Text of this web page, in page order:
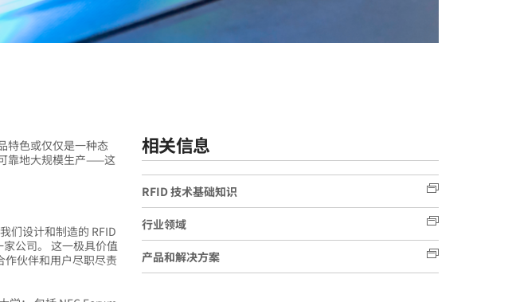
特色或仅仅是一种态
靠地大规模生产——这
们设计和制造的 RFID
公司。 这一极具价值
伙伴和用户尽职尽责
相关信息
RFID 技术基础知识
行业领域
产品和解决方案